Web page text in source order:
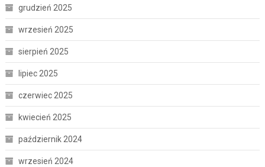
grudzień 2025
wrzesień 2025
sierpień 2025
lipiec 2025
czerwiec 2025
kwiecień 2025
październik 2024
wrzesień 2024